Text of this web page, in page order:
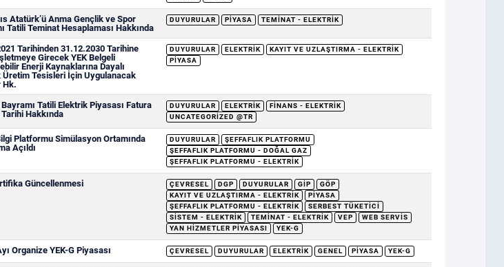
Atatürk’ü Anma Gençlik ve Spor
Tatili Teminat Hesaplaması Hakkında
DUYURULAR PIYASA TEMINAT - ELEKTRIK
Tarihinden 31.12.2030 Tarihine
Girecek YEK Belgeli
Enerji Kaynaklarına Dayalı
Üretim Tesisleri İçin Uygulanacak
Hk.
DUYURULAR ELEKTRIK
KAYIT VE UZLAŞTIRMA - ELEKTRIK
PIYASA
Tatili Elektrik Piyasası Fatura
Hakkında
DUYURULAR ELEKTRIK
FINANS - ELEKTRIK
UNCATEGORIZED @TR
Platformu Simülasyon Ortamında
Açıldı
DUYURULAR
ŞEFFAFLIK PLATFORMU
ŞEFFAFLIK PLATFORMU - DOĞAL GAZ
ŞEFFAFLIK PLATFORMU - ELEKTRIK
Güncellenmesi ÇEVRESEL DGP DUYURULAR GİP
GÖP
KAYIT VE UZLAŞTIRMA - ELEKTRIK
PIYASA
ŞEFFAFLIK PLATFORMU - ELEKTRIK
SERBEST TÜKETICI
SISTEM - ELEKTRIK
TEMINAT - ELEKTRIK VEP
WEB SERVIS
YAN HIZMETLER PIYASASI
YEK-G
Organize YEK-G Piyasası ÇEVRESEL DUYURULAR ELEKTRIK GENEL PIYASA YEK-G